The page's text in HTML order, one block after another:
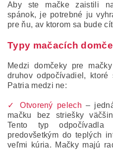
Aby ste mačke zaistili
spánok, je potrebné ju
pre ňu, av ktorom sa bude
Typy mačacích
Medzi domčeky pre
druhov odpočívadiel,
Patria medzi ne:
✓ Otvorený pelech –
mačku bez striešky
Tento typ
predovšetkým do teplých
veľmi kúria. Mačky majú